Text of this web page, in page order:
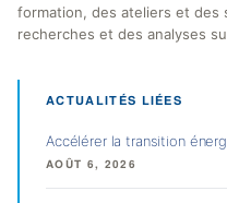
formation, des ateliers et des
recherches et des analyses
ACTUALITÉS LIÉES
Accélérer la transition
AOÛT 6, 2026